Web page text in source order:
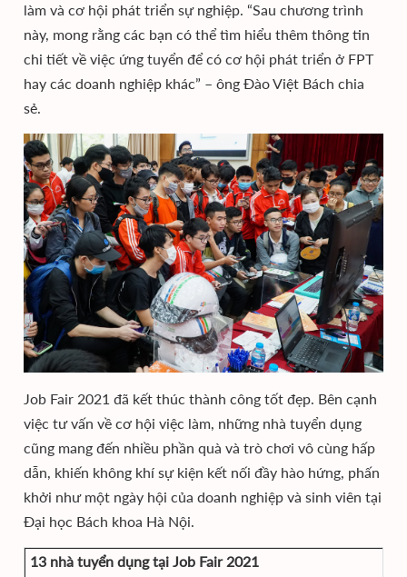
làm và cơ hội phát triển sự nghiệp. “Sau chương trình
này, mong rằng các bạn có thể tìm hiểu thêm thông tin
chi tiết về việc ứng tuyển để có cơ hội phát triển ở FPT
hay các doanh nghiệp khác” – ông Đào Việt Bách chia
sẻ.
Job Fair 2021 đã kết thúc thành công tốt đẹp. Bên cạnh
việc tư vấn về cơ hội việc làm, những nhà tuyển dụng
cũng mang đến nhiều phần quà và trò chơi vô cùng hấp
dẫn, khiến không khí sự kiện kết nối đầy hào hứng, phấn
khởi như một ngày hội của doanh nghiệp và sinh viên tại
Đại học Bách khoa Hà Nội.
13 nhà tuyển dụng tại Job Fair 2021